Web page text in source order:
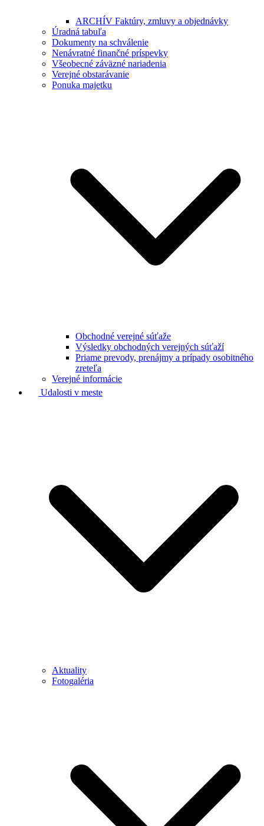
ARCHÍV Faktúry, zmluvy a objednávky
Úradná tabuľa
Dokumenty na schválenie
Nenávratné finančné príspevky
Všeobecné záväzné nariadenia
Verejné obstarávanie
Ponuka majetku
Obchodné verejné súťaže
Výsledky obchodných verejných súťaží
Priame prevody, prenájmy a prípady osobitného
zreteľa
Verejné informácie
Udalosti v meste
Aktuality
Fotogaléria